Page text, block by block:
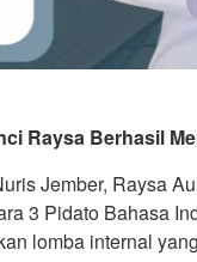
Raysa Berhasil
Jember, Raysa
3 Pidato Bahasa
lomba internal